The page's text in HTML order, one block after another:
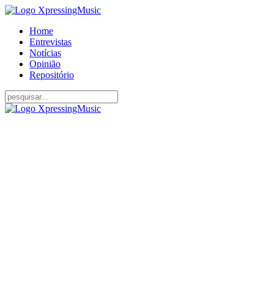
Home
Entrevistas
Notícias
Opinião
Repositório